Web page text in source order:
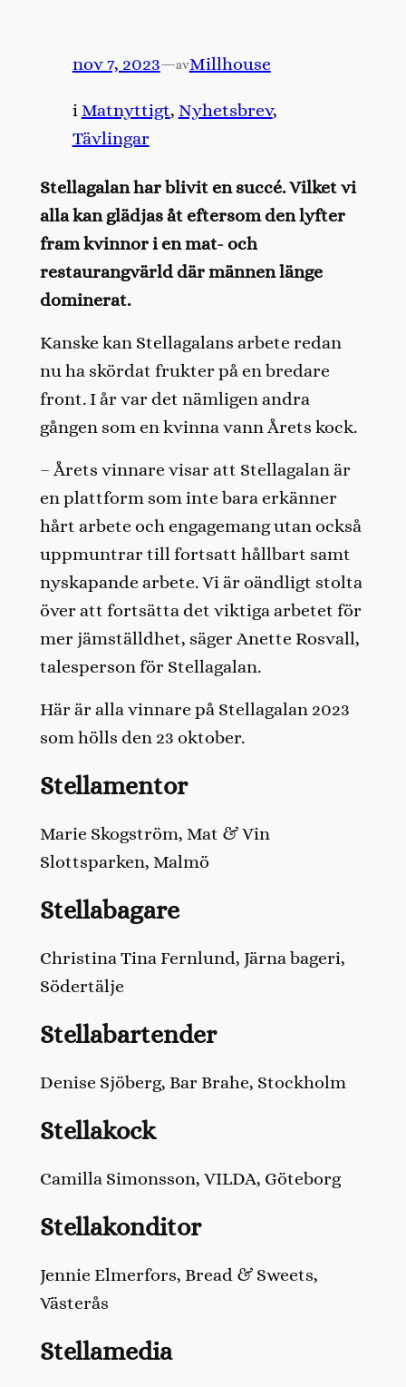
nov 7, 2023—avMillhouse
i Matnyttigt, Nyhetsbrev
Tävlingar
Stellagalan har blivit en succé. Vilket vi
alla kan glädjas åt eftersom den lyfter
fram kvinnor i en mat- och
restaurangvärld där männen länge
dominerat.
Kanske kan Stellagalans arbete redan
nu ha skördat frukter på en bredare
front. I år var det nämligen andra
gången som en kvinna vann Årets kock.
– Årets vinnare visar att Stellagalan är
en plattform som inte bara erkänner
hårt arbete och engagemang utan också
uppmuntrar till fortsatt hållbart samt
nyskapande arbete. Vi är oändligt stolta
över att fortsätta det viktiga arbetet för
mer jämställdhet, säger Anette Rosvall,
talesperson för Stellagalan.
Här är alla vinnare på Stellagalan 2023
som hölls den 23 oktober.
Stellamentor
Marie Skogström, Mat & Vin
Slottsparken, Malmö
Stellabagare
Christina Tina Fernlund, Järna bageri,
Södertälje
Stellabartender
Denise Sjöberg, Bar Brahe, Stockholm
Stellakock
Camilla Simonsson, VILDA, Göteborg
Stellakonditor
Jennie Elmerfors, Bread & Sweets,
Västerås
Stellamedia